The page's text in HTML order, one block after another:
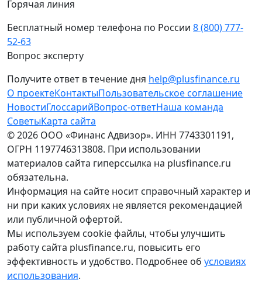
Горячая линия
Бесплатный номер телефона по России 8 (800) 777-
52-63
Вопрос эксперту
Получите ответ в течение дня help@plusfinance.ru
О проектеКонтактыПользовательское соглашение
НовостиГлоссарийВопрос-ответНаша команда
СоветыКарта сайта
© 2026 ООО «Финанс Адвизор». ИНН 7743301191,
ОГРН 1197746313808. При использовании
материалов сайта гиперссылка на plusfinance.ru
обязательна.
Информация на сайте носит справочный характер и
ни при каких условиях не является рекомендацией
или публичной офертой.
Мы используем cookie файлы, чтобы улучшить
работу сайта plusfinance.ru, повысить его
эффективность и удобство. Подробнее об условиях
использования.